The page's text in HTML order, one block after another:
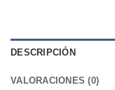
DESCRIPCIÓN
VALORACIONES (0)